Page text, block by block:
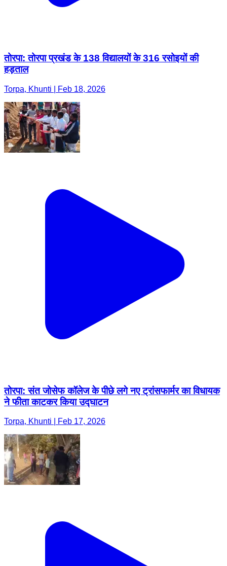
तोरपा: तोरपा प्रखंड के 138 विद्यालयों के 316 रसोइयों की
हड़ताल
Torpa, Khunti | Feb 18, 2026
तोरपा: संत जोसेफ कॉलेज के पीछे लगे नए ट्रांसफार्मर का विधायक
ने फीता काटकर किया उद्घाटन
Torpa, Khunti | Feb 17, 2026